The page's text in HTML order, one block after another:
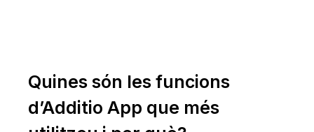
Quines són les funcions
d’Additio App que més